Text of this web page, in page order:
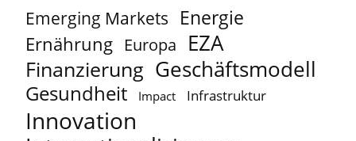
Emerging Markets Energie
Ernährung Europa EZA
Finanzierung Geschäftsmodell
Gesundheit Impact Infrastruktur
Innovation